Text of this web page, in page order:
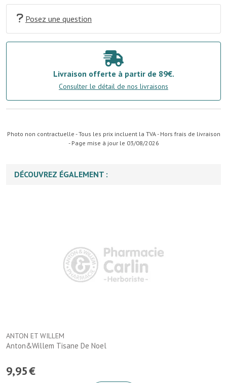
Posez une question
Livraison offerte à partir de 89€.
Consulter le détail de nos livraisons
Photo non contractuelle - Tous les prix incluent la TVA - Hors frais de livraison
- Page mise à jour le 03/08/2026
DÉCOUVREZ ÉGALEMENT :
ANTON ET WILLEM
Anton&Willem Tisane De Noel
9,95€